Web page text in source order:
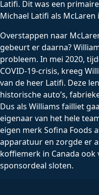
Latifi. Dit was een
Michael Latifi als McLaren
Overstappen naar
gebeurt er daarna?
probleem. In mei 2020,
COVID-19-crisis, kreeg
van de heer Latifi. Deze
historische auto’s,
Dus als Williams failliet
eigenaar van het hele
eigen merk Sofina Foods
apparatuur en zorgde er
koffiemerk in Canada ook
sponsordeal sloten.